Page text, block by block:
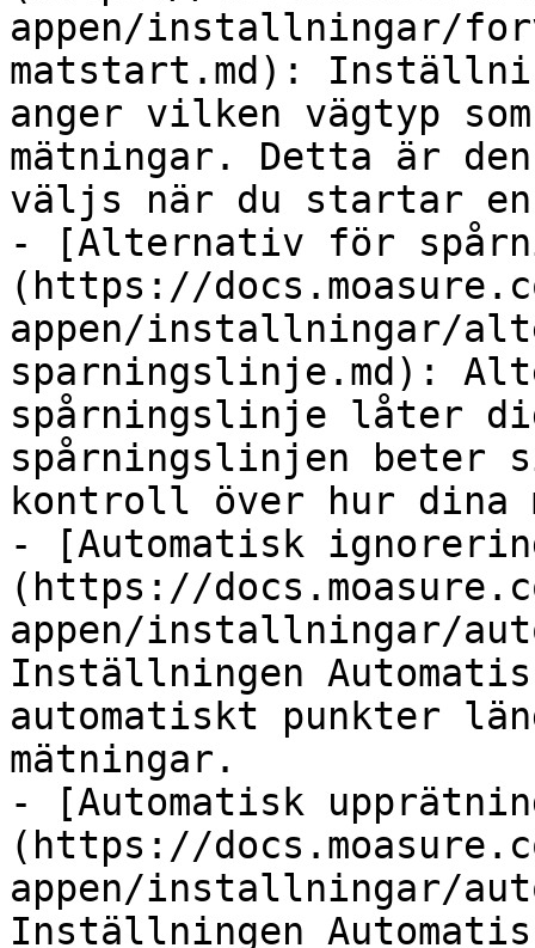
appen/installningar/
matstart.md):
anger vilken vägtyp
mätningar. Detta är
väljs när du startar en
- [Alternativ för
(https://
appen/installningar/
sparningslinje.md):
spårningslinje låter
spårningslinjen
kontroll över hur dina
- [Automatisk
(https://
appen/installningar/
Inställningen
automatiskt punkter
mätningar.
- [Automatisk
(https://
appen/installningar/
Inställningen